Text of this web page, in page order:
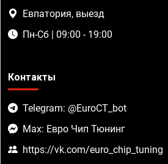
Евпатория, выезд
Пн-Сб | 09:00 - 19:00
Контакты
Telegram: @EuroCT_bot
Max: Евро Чип Тюнинг
https://vk.com/euro_chip_tuning